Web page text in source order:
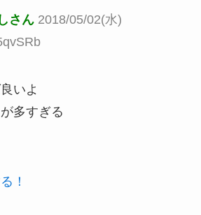
さん 2018/05/02(水)
いよ
多すぎる
！